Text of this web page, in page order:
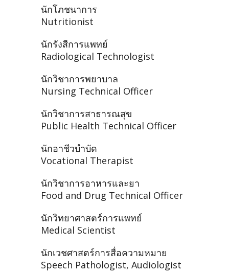
นักโภชนาการ
Nutritionist
นักรังสีการแพทย์
Radiological Technologist
นักวิชาการพยาบาล
Nursing Technical Officer
นักวิชาการสาธารณสุข
Public Health Technical Officer
นักอาชีวบำบัด
Vocational Therapist
นักวิชาการอาหารและยา
Food and Drug Technical Officer
นักวิทยาศาสตร์การแพทย์
Medical Scientist
นักเวชศาสตร์การสื่อความหมาย
Speech Pathologist, Audiologist